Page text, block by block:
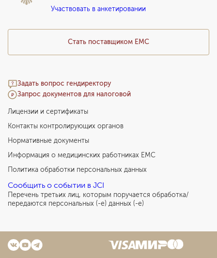
Медицинский туризм
Стать поставщиком ЕМС
Задать вопрос гендиректору
Запрос документов для налоговой
Участвовать в анкетировании
Лицензии и сертификаты
Контакты контролирующих органов
Нормативные документы
Информация о медицинских работниках EMC
Политика обработки персональных данных
Сообщить о событии в JCI
Перечень третьих лиц, которым поручается обработка/
передаются персональных (-е) данных (-е)